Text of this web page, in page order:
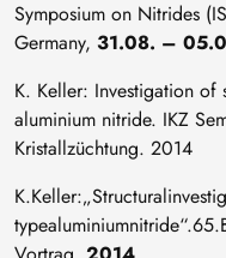
Symposium on Nitrides
Germany, 31.08. –
K. Keller: Investigation of
aluminium nitride. IKZ
Kristallzüchtung. 2014